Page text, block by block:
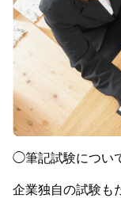
◯筆記試験につい
企業独自の試験も